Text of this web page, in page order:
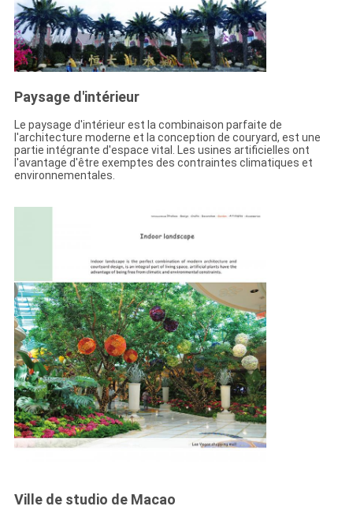
Paysage d'intérieur
Le paysage d'intérieur est la combinaison parfaite de
l'architecture moderne et la conception de couryard, est une
partie intégrante d'espace vital. Les usines artificielles ont
l'avantage d'être exemptes des contraintes climatiques et
environnementales.
Ville de studio de Macao